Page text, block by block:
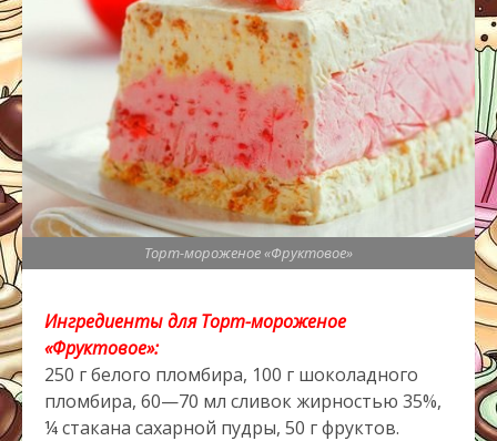
Торт-мороженое «Фруктовое»
Ингредиенты для Торт-мороженое
«Фруктовое»:
250 г белого пломбира, 100 г шоколадного
пломбира, 60—70 мл сливок жирностью 35%,
¼ стакана сахарной пудры, 50 г фруктов.